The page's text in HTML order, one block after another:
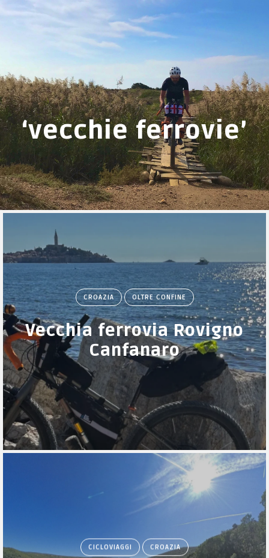
‘vecchie ferrovie’
CROAZIA OLTRE CONFINE
Vecchia ferrovia Rovigno
Canfanaro
CICLOVIAGGI CROAZIA